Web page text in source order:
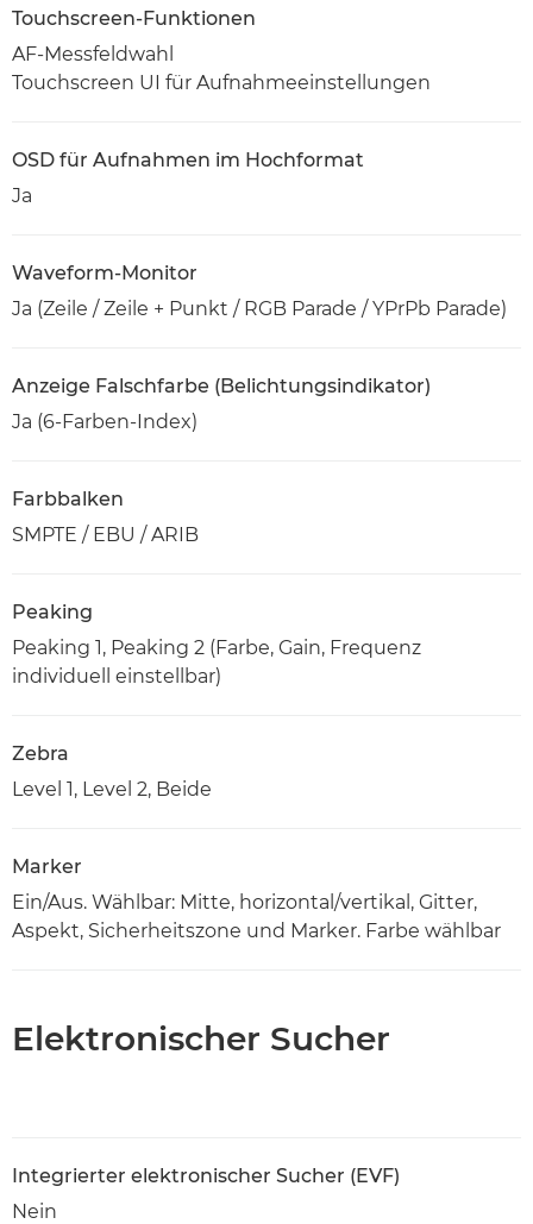
Touchscreen-Funktionen
AF-Messfeldwahl
Touchscreen UI für Aufnahmeeinstellungen
OSD für Aufnahmen im Hochformat
Ja
Waveform-Monitor
Ja (Zeile / Zeile + Punkt / RGB Parade / YPrPb Parade)
Anzeige Falschfarbe (Belichtungsindikator)
Ja (6-Farben-Index)
Farbbalken
SMPTE / EBU / ARIB
Peaking
Peaking 1, Peaking 2 (Farbe, Gain, Frequenz
individuell einstellbar)
Zebra
Level 1, Level 2, Beide
Marker
Ein/Aus. Wählbar: Mitte, horizontal/vertikal, Gitter,
Aspekt, Sicherheitszone und Marker. Farbe wählbar
Elektronischer Sucher
Integrierter elektronischer Sucher (EVF)
Nein